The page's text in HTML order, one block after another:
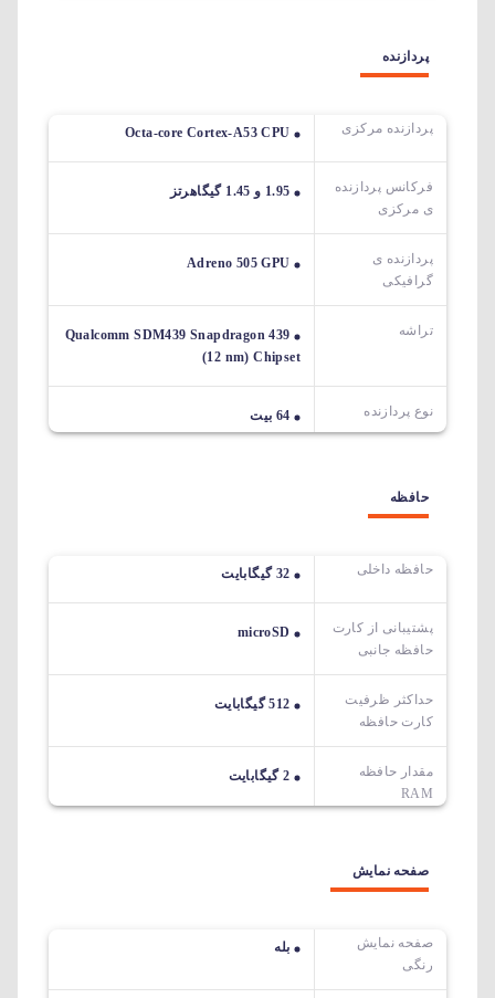
پردازنده
پردازنده مرکزی Octa-core Cortex-A53 CPU
فرکانس پردازنده
ی مرکزی
1.95 و 1.45 گیگاهرتز
پردازنده ی
گرافیکی
Adreno 505 GPU
تراشه
Qualcomm SDM439 Snapdragon 439
(12 nm) Chipset
نوع پردازنده 64 بیت
حافظه
حافظه داخلی 32 گیگابایت
پشتیبانی از کارت
حافظه جانبی
microSD
حداکثر ظرفیت
کارت حافظه
512 گیگابایت
مقدار حافظه
RAM
2 گیگابایت
صفحه نمایش
صفحه نمایش
رنگی
بله